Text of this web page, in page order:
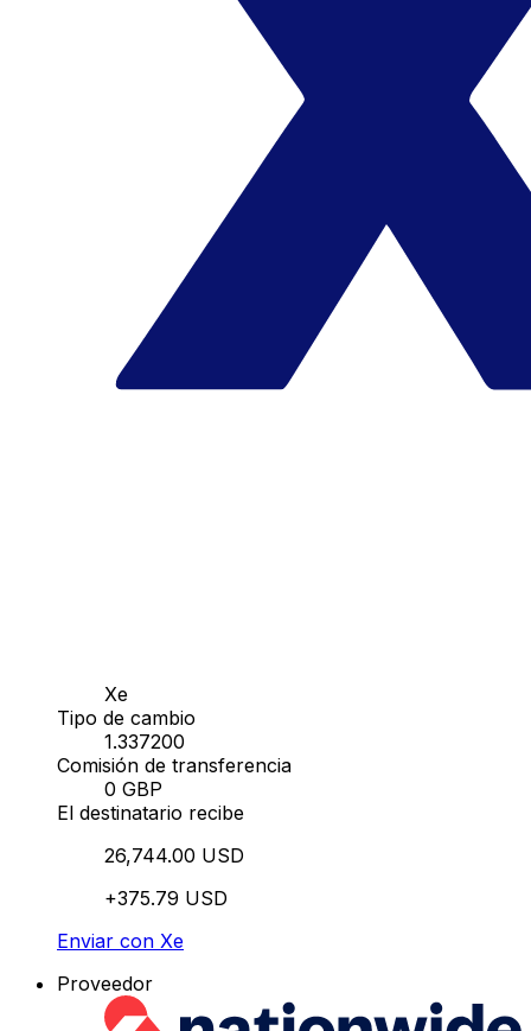
Xe
Tipo de cambio
1.337200
Comisión de transferencia
0 GBP
El destinatario recibe
26,744.00 USD
+375.79 USD
Enviar con Xe
Proveedor